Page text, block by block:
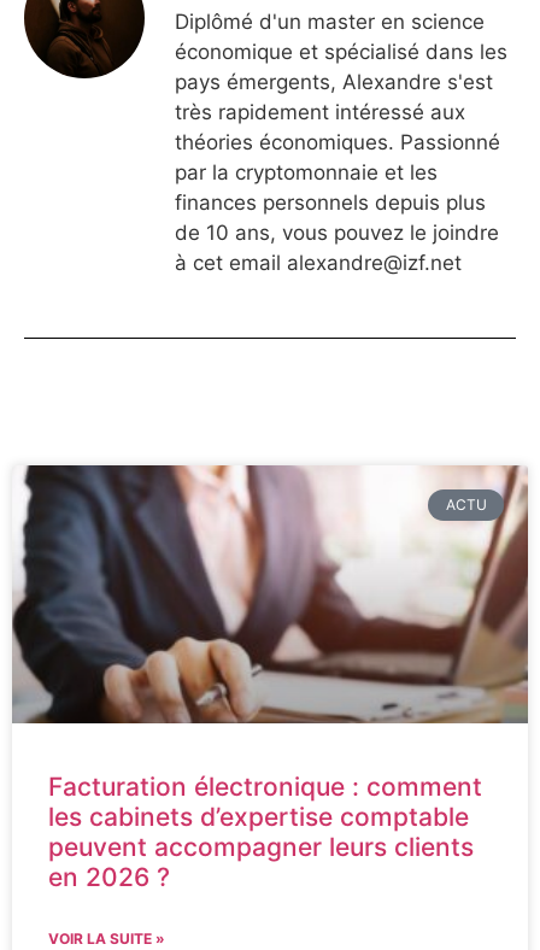
Diplômé d'un master en science
économique et spécialisé dans les
pays émergents, Alexandre s'est
très rapidement intéressé aux
théories économiques. Passionné
par la cryptomonnaie et les
finances personnels depuis plus
de 10 ans, vous pouvez le joindre
à cet email alexandre@izf.net
ACTU
Facturation électronique : comment
les cabinets d’expertise comptable
peuvent accompagner leurs clients
en 2026 ?
VOIR LA SUITE »